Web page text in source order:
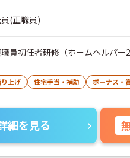
(正職員)
員初任者研修（ホームヘルパー
上げ 住宅手当・補助 ボーナス・
細を見る